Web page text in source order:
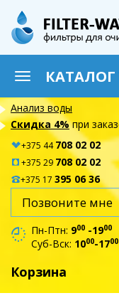
Перейти
основному
содержанию
Toggle
Анализ воды
Скидка 4%при
+375 44708 02 02
+375 29 708 02 02
+375 17 395 06 36
Позвоните мне
Пн-Птн: 900 -1900
Суб-Вск: 1000-1700
Корзина